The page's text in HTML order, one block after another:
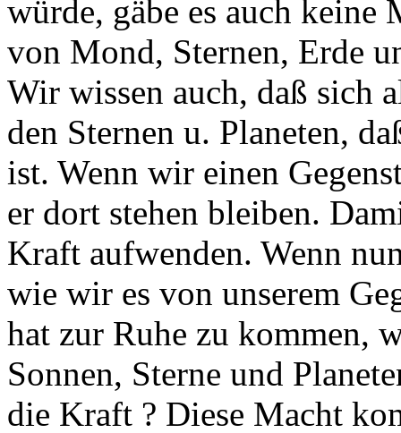
würde, gäbe es auch
von Mond, Sternen, Erde
Wir wissen auch, daß sich
den Sternen u. Planeten,
ist. Wenn wir einen
er dort stehen bleiben.
Kraft aufwenden. Wenn
wie wir es von unserem
hat zur Ruhe zu kommen,
Sonnen, Sterne und
die Kraft ? Diese Macht